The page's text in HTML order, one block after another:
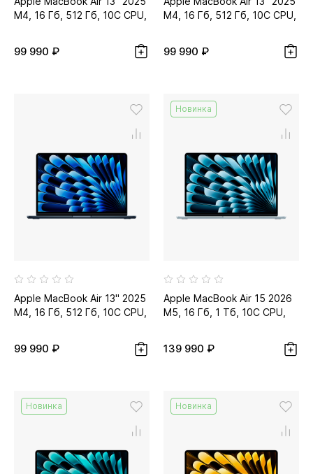
M4, 16 Гб, 512 Гб, 10C CPU,
99 990 ₽
M4, 16 Гб, 512 Гб, 10C CPU,
99 990 ₽
Apple MacBook Air 13" 2025
M4, 16 Гб, 512 Гб, 10C CPU,
99 990 ₽
Новинка
Apple MacBook Air 15 2026
M5, 16 Гб, 1 Тб, 10C CPU,
139 990 ₽
Новинка Новинка